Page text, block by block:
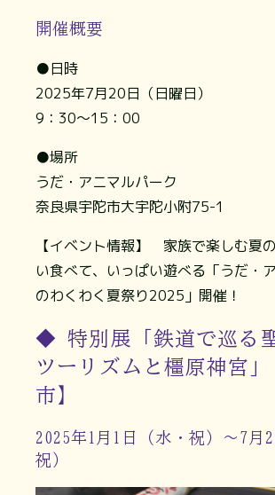
開催概要
●日時
2025年7月20日（日曜日）
9：30～15：00
●場所
うだ・アニマルパーク
奈良県宇陀市大宇陀小附75-1
【イベント情報】 家族で楽しむ夏
い食べて、いっぱい遊べる「うだ・
のわくわく夏祭り2025」開催！
◆ 特別展「鉄道で巡る
ツーリズムと橿原神宮
市】
2025年1月1日（水・祝）～7月
祝）